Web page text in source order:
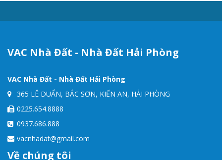
VAC Nhà Đất - Nhà Đất Hải Phòng
VAC Nhà Đất - Nhà Đất Hải Phòng
365 LÊ DUẨN, BẮC SƠN, KIẾN AN, HẢI PHÒNG
0225.654.8888
0937.686.888
vacnhadat@gmail.com
Về chúng tôi